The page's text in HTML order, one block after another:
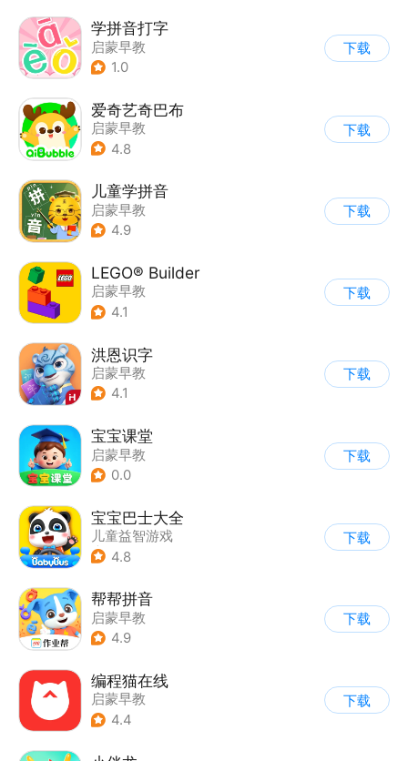
学拼音打字
启蒙早教
1.0
下载
爱奇艺奇巴布
启蒙早教
4.8
下载
儿童学拼音
启蒙早教
4.9
下载
LEGO® Builder
启蒙早教
4.1
下载
洪恩识字
启蒙早教
4.1
下载
宝宝课堂
启蒙早教
0.0
下载
宝宝巴士大全
儿童益智游戏
| 启蒙早教
4.8
下载
帮帮拼音
启蒙早教
4.9
下载
编程猫在线
启蒙早教
4.4
下载